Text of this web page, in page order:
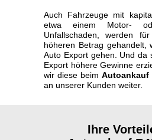
Auch Fahrzeuge mit
etwa einem Motor-
Unfallschaden, werden
höheren Betrag gehandelt,
Auto Export gehen. Und da
Export höhere Gewinne
wir diese beim Autoankauf
an unserer Kunden weiter.
Ihre